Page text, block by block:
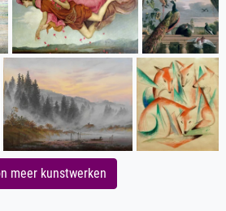
meer kunstwerken